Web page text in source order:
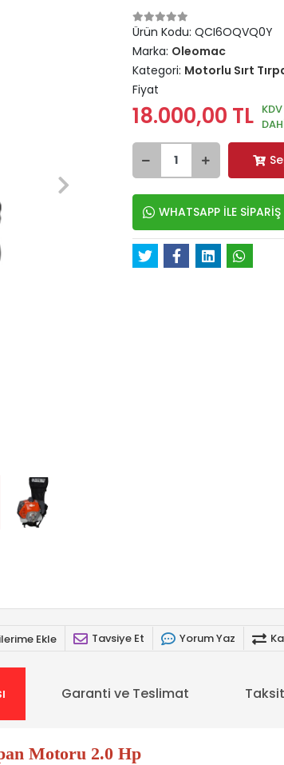
Ürün Kodu: QCI6OQVQ0Y
Marka: Oleomac
Kategori: Motorlu Sırt
Fiyat
18.000,00 TL
KDV
WHATSAPP İLE SİPARİŞ
Ekle Tavsiye Et Yorum Yaz
Garanti ve Teslimat
Motoru 2.0 Hp